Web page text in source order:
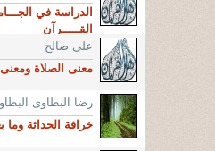
الدراسة في
القـــــرآن
على صالح
معنى الصلاة
رضا البطاوى
خرافة الحداثة وما